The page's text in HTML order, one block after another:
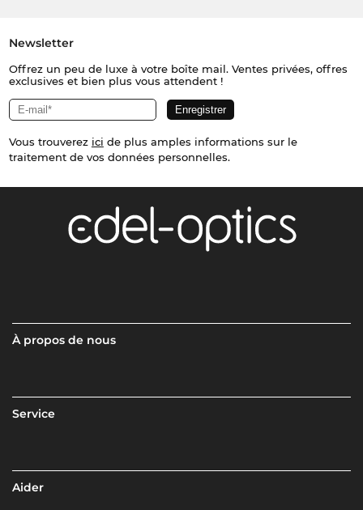
Newsletter
Offrez un peu de luxe à votre boîte mail. Ventes privées, offres
exclusives et bien plus vous attendent !
Vous trouverez ici de plus amples informations sur le
traitement de vos données personnelles.
À propos de nous
Service
Aider